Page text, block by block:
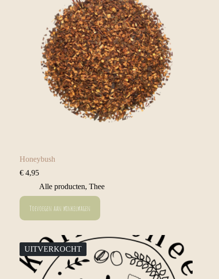
Honeybush
€ 4,95
Alle producten, Thee
Toevoegen aan winkelwagen
UITVERKOCHT